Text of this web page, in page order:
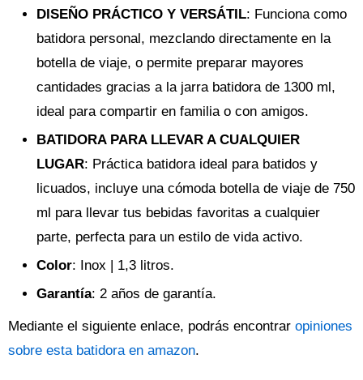
DISEÑO PRÁCTICO Y VERSÁTIL: Funciona como
batidora personal, mezclando directamente en la
botella de viaje, o permite preparar mayores
cantidades gracias a la jarra batidora de 1300 ml,
ideal para compartir en familia o con amigos.
BATIDORA PARA LLEVAR A CUALQUIER
LUGAR: Práctica batidora ideal para batidos y
licuados, incluye una cómoda botella de viaje de 750
ml para llevar tus bebidas favoritas a cualquier
parte, perfecta para un estilo de vida activo.
Color: Inox | 1,3 litros.
Garantía: 2 años de garantía.
Mediante el siguiente enlace, podrás encontrar opiniones
sobre esta batidora en amazon.